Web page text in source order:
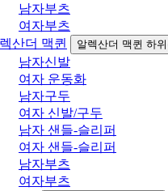
남자부츠
여자부츠
산더 맥퀸
알렉산더 맥퀸 하
남자신발
여자 운동화
남자구두
여자 신발/구두
남자 샌들-슬리퍼
여자 샌들-슬리퍼
남자부츠
여자부츠